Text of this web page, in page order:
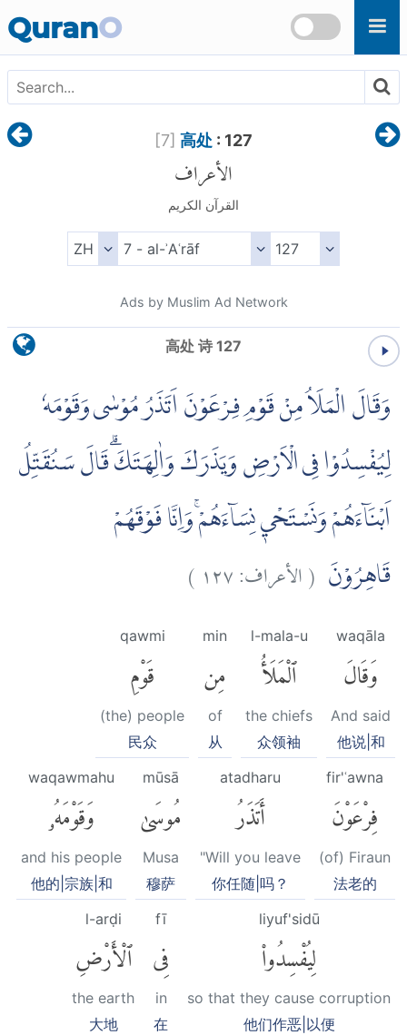
QuranO
[7] 高处: 127
الأعراف
القرآن الكريم
Ads by Muslim Ad Network
高处 诗 127
وَقَالَ الْمَلَاُ مِنْ قَوْمِ فِرْعَوْنَ اَتَذَرُ مُوْسٰى وَقَوْمَهٗ
لِيُفْسِدُوْا فِى الْاَرْضِ وَيَذَرَكَ وَاٰلِهَتَكَۗ قَالَ سَنُقَتِّلُ
اَبْنَاۤءَهُمْ وَنَسْتَحْيٖ نِسَاۤءَهُمْۚ وَاِنَّا فَوْقَهُمْ
قَاهِرُوْنَ (الأعراف:١٢٧ )
waqāla
وَقَالَ
And said
他说|和
l-mala-u
ٱلْمَلَأُ
the chiefs
众领袖
min
مِن
of
从
qawmi
قَوْمِ
(the) people
民众
fir'ʿawna
فِرْعَوْنَ
(of) Firaun
法老的
atadharu
أَتَذَرُ
"Will you leave
你任随|吗？
mūsā
مُوسَىٰ
Musa
穆萨
waqawmahu
وَقَوْمَهُۥ
and his people
他的|宗族|和
liyuf'sidū
لِيُفْسِدُوا۟
so that they cause corruption
他们作恶|以便
fī
فِى
in
在
l-arḍi
ٱلْأَرْضِ
the earth
大地